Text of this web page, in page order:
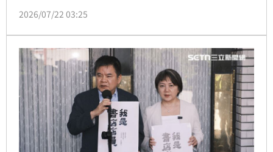
任何勢力造謠破壞」。
2026/07/22 03:25